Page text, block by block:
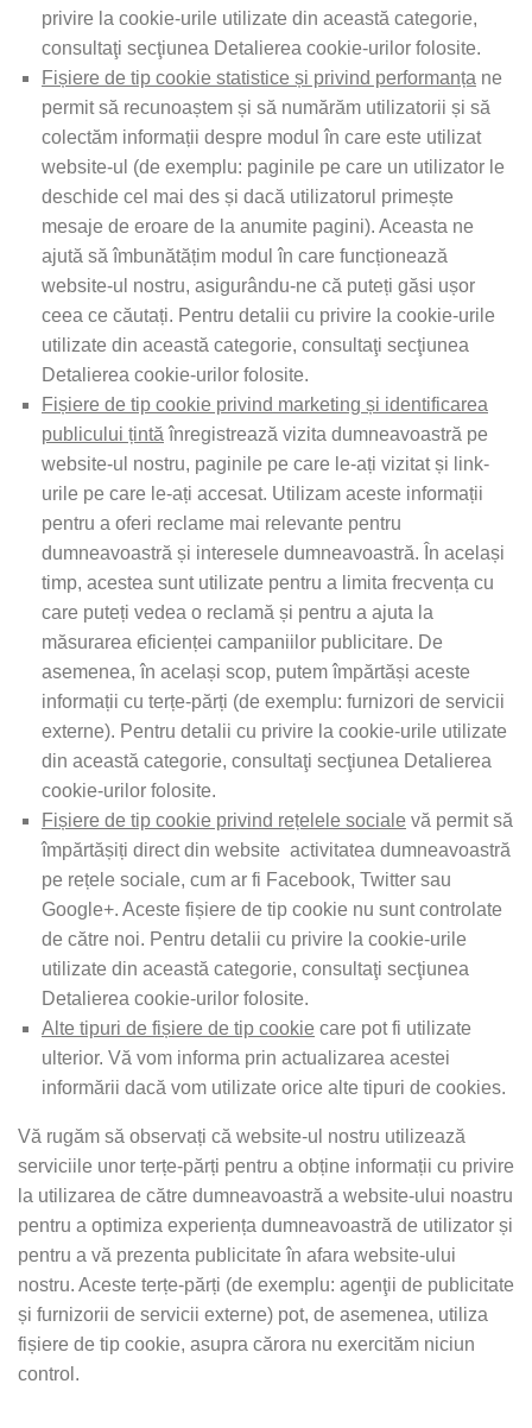
privire la cookie-urile utilizate din această categorie,
consultaţi secţiunea Detalierea cookie-urilor folosite.
Fișiere de tip cookie statistice și privind performanța ne
permit să recunoaștem și să numărăm utilizatorii și să
colectăm informații despre modul în care este utilizat
website-ul (de exemplu: paginile pe care un utilizator le
deschide cel mai des și dacă utilizatorul primește
mesaje de eroare de la anumite pagini). Aceasta ne
ajută să îmbunătățim modul în care funcționează
website-ul nostru, asigurându-ne că puteți găsi ușor
ceea ce căutați. Pentru detalii cu privire la cookie-urile
utilizate din această categorie, consultaţi secţiunea
Detalierea cookie-urilor folosite.
Fișiere de tip cookie privind marketing și identificarea
publicului țintă înregistrează vizita dumneavoastră pe
website-ul nostru, paginile pe care le-ați vizitat și link-
urile pe care le-ați accesat. Utilizam aceste informații
pentru a oferi reclame mai relevante pentru
dumneavoastră și interesele dumneavoastră. În același
timp, acestea sunt utilizate pentru a limita frecvența cu
care puteți vedea o reclamă și pentru a ajuta la
măsurarea eficienței campaniilor publicitare. De
asemenea, în același scop, putem împărtăși aceste
informații cu terțe-părți (de exemplu: furnizori de servicii
externe). Pentru detalii cu privire la cookie-urile utilizate
din această categorie, consultaţi secţiunea Detalierea
cookie-urilor folosite.
Fișiere de tip cookie privind rețelele sociale vă permit să
împărtășiți direct din website activitatea dumneavoastră
pe rețele sociale, cum ar fi Facebook, Twitter sau
Google+. Aceste fișiere de tip cookie nu sunt controlate
de către noi. Pentru detalii cu privire la cookie-urile
utilizate din această categorie, consultaţi secţiunea
Detalierea cookie-urilor folosite.
Alte tipuri de fișiere de tip cookie care pot fi utilizate
ulterior. Vă vom informa prin actualizarea acestei
informării dacă vom utilizate orice alte tipuri de cookies.
Vă rugăm să observați că website-ul nostru utilizează
serviciile unor terțe-părți pentru a obține informații cu privire
la utilizarea de către dumneavoastră a website-ului noastru
pentru a optimiza experiența dumneavoastră de utilizator și
pentru a vă prezenta publicitate în afara website-ului
nostru. Aceste terțe-părți (de exemplu: agenţii de publicitate
și furnizorii de servicii externe) pot, de asemenea, utiliza
fișiere de tip cookie, asupra cărora nu exercităm niciun
control.